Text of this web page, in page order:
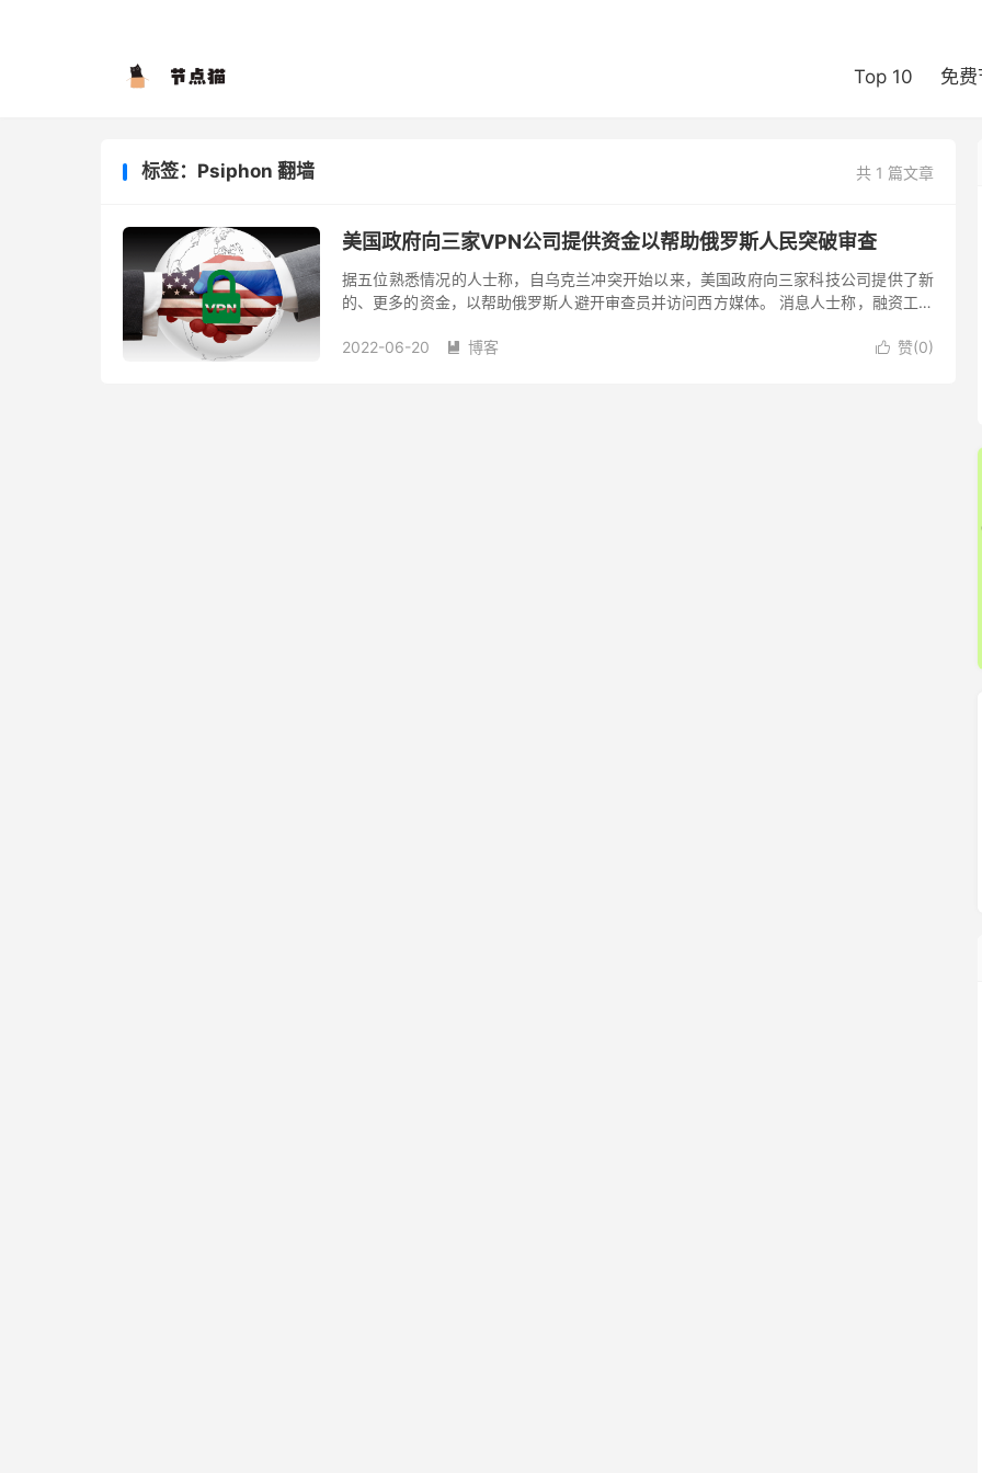
Top 10 免
共 1 篇文章
标签：Psiphon 翻墙
美国政府向三家VPN公司提供资金以帮助俄罗斯人民突破审查
据五位熟悉情况的人士称，自乌克兰冲突开始以来，美国政府向三家科技公司提供了新
的、更多的资金，以帮助俄罗斯人避开审查员并访问西方媒体。 消息人士称，融资工作
 赞(0)
2022-06-20  博客